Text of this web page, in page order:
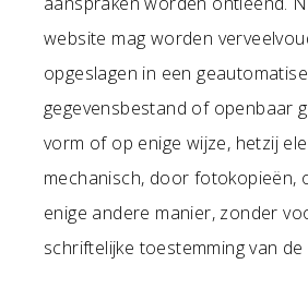
website mag worden
opgeslagen in een
gegevensbestand of openbaar
vorm of op enige wijze, hetzij
mechanisch, door fotokopieën,
enige andere manier, zonder
schriftelijke toestemming van